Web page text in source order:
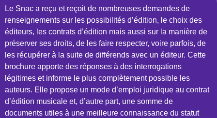
Le Snac a reçu et reçoit de nombreuses demandes de
renseignements sur les possibilités d’édition, le choix des
éditeurs, les contrats d’édition mais aussi sur la manière de
préserver ses droits, de les faire respecter, voire parfois, de
les récupérer à la suite de différends avec un éditeur. Cette
brochure apporte des réponses à des interrogations
légitimes et informe le plus complètement possible les
auteurs. Elle propose un mode d’emploi juridique au contrat
d’édition musicale et, d’autre part, une somme de
documents utiles à une meilleure connaissance du statut